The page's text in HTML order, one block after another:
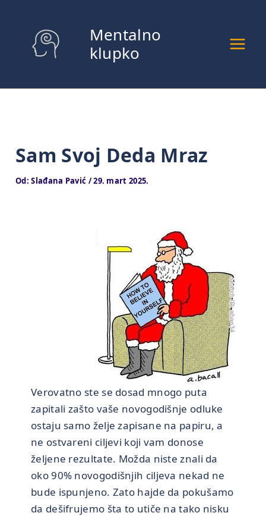
sadržaj
Mentalno
klupko
Sam Svoj Deda Mraz
Od: Slađana Pavić /29. mart 2025.
Verovatno ste se dosad mnogo puta
zapitali zašto vaše novogodišnje odluke
ostaju samo želje zapisane na papiru, a
ne ostvareni ciljevi koji vam donose
željene rezultate. Možda niste znali da
oko 90% novogodišnjih ciljeva nekad ne
bude ispunjeno. Zato hajde da pokušamo
da dešifrujemo šta to utiče na tako nisku